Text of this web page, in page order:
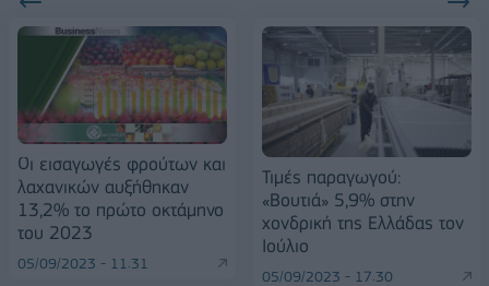
Οι εισαγωγές φρούτων και
λαχανικών αυξήθηκαν
13,2% το πρώτο οκτάμηνο
του 2023
05/09/2023 - 11:31
Τιμές παραγωγού:
«Βουτιά» 5,9% στην
χονδρική της Ελλάδας τον
Ιούλιο
05/09/2023 - 17:30